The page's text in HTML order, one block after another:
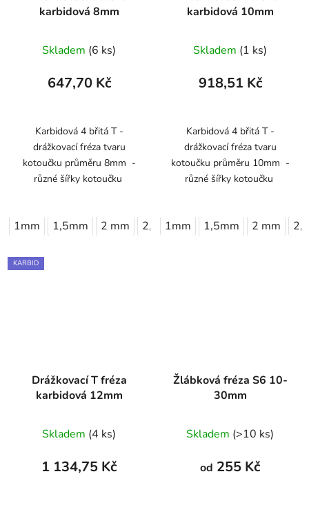
karbidová 8mm
Skladem (6 ks)
647,70 Kč
Karbidová 4 břitá T -
drážkovací fréza tvaru
kotoučku průměru 8mm -
různé šířky kotoučku
1mm 1,5mm 2 mm 2,5mm 3 mm
karbidová 10mm
Skladem (1 ks)
918,51 Kč
Karbidová 4 břitá T -
drážkovací fréza tvaru
kotoučku průměru 10mm -
různé šířky kotoučku
1mm 1,5mm 2 mm
KARBID
Drážkovací T fréza
karbidová 12mm
Skladem (4 ks)
1 134,75 Kč
Žlábková fréza S6 10-
30mm
Skladem (>10 ks)
od 255 Kč